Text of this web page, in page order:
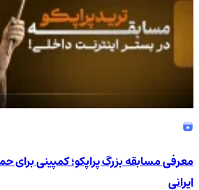
معرفی مسابقه بزرگ پراپکو؛ کمپینی برای
ایرانی